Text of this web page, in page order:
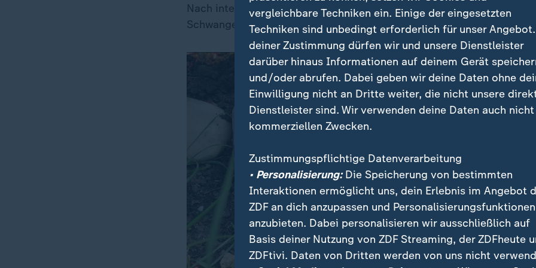
Nach intensiver Beratung entscheiden sie und ihr Mann sich dafür, die
Schwangerschaft verfrüht einleiten zu lassen. Bei der Geburt stirbt ihr
vergleichbare Techniken ein. Einige der eingesetzten
Techniken sind unbedingt erforderlich für unser
deiner Zustimmung dürfen wir und unsere Dienstleister
darüber hinaus Informationen auf deinem Gerät
und/oder abrufen. Dabei geben wir deine Daten ohne
Einwilligung nicht an Dritte weiter, die nicht unsere
Dienstleister sind. Wir verwenden deine Daten auch nicht
kommerziellen Zwecken.
Zustimmungspflichtige Datenverarbeitung
• Personalisierung:Die Speicherung von bestimmten
Interaktionen ermöglicht uns, dein Erlebnis im Angebot
ZDF an dich anzupassen und Personalisierungsfunktionen
anzubieten. Dabei personalisieren wir ausschließlich auf
Basis deiner Nutzung von ZDF Streaming, der ZDFheute
ZDFtivi. Daten von Dritten werden von uns nicht